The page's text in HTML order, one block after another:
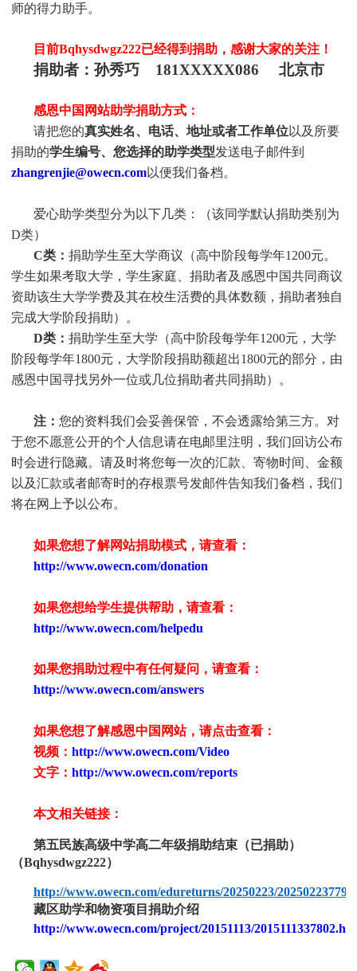
师的得力助手。
目前Bqhysdwgz222已经得到捐助，感谢大家的关注！
捐助者：孙秀巧 181XXXXX086 北京市
感恩中国网站助学捐助方式：
请把您的真实姓名、电话、地址或者工作单位以及所要
捐助的学生编号、您选择的助学类型发送电子邮件到
zhangrenjie@owecn.com以便我们备档。
爱心助学类型分为以下几类：（该同学默认捐助类别为
D类）
C类： 捐助学生至大学商议（高中阶段每学年1200元。
学生如果考取大学， 学生家庭、捐助者及感恩中国共同商议
资助该生大学学费及其在校生活费的具体数额，捐助者独自
完成大学阶段捐助）。
D类： 捐助学生至大学（高中阶段每学年1200元，大学
阶段每学年1800元，大学阶段捐助额超出1800元的部分，由
感恩中国寻找另外一位或几位捐助者共同捐助）。
注： 您的资料我们会妥善保管，不会透露给第三方。对
于您不愿意公开的个人信息请在电邮里注明，我们回访公布
时会进行隐藏。请及时将您每一次的汇款、寄物时间、金额
以及汇款或者邮寄时的存根票号发邮件告知我们备档，我们
将在网上予以公布。
如果您想了解网站捐助模式，请查看：
http://www.owecn.com/donation
如果您想给学生提供帮助，请查看：
http://www.owecn.com/helpedu
如果您捐助过程中有任何疑问，请查看：
http://www.owecn.com/answers
如果您想了解感恩中国网站，请点击查看：
视频： http://www.owecn.com/Video
文字： http://www.owecn.com/reports
本文相关链接：
第五民族高级中学高二年级捐助结束（已捐助）
（Bqhysdwgz222）
http://www.owecn.com/edureturns/20250223/
藏区助学和物资项目捐助介绍
http://www.owecn.com/project/20151113/